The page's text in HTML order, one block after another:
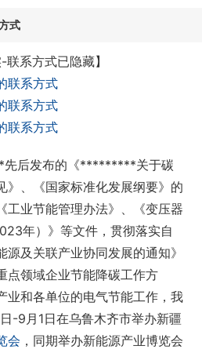
式
系方式已隐藏】
联系方式
联系方式
联系方式
后发布的《*********关于碳
》、《国家标准化发展纲要》的
工业节能管理办法》、《变压器
年）》等文件，贯彻落实自
及关联产业协同发展的通知》
点领域企业节能降碳工作方
业和各单位的电气节能工作，我
-9月1日在乌鲁木齐市举办新疆
会 ，同期举办新能源产业博览会